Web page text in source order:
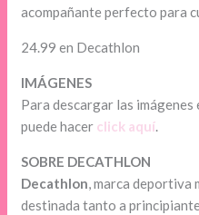
acompañante perfecto para
24.99 en Decathlon
IMÁGENES
Para descargar las imágenes
puede hacer click aquí.
SOBRE DECATHLON
Decathlon, marca deportiva
destinada tanto a